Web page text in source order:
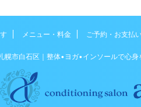
（火）19時15 ...
メニュー・料金 ご予約・お支払
幌市白石区｜整体•ヨガ•インソールで心身